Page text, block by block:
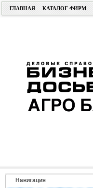
ГЛАВНАЯ КАТАЛОГ ФИРМ
Навигация